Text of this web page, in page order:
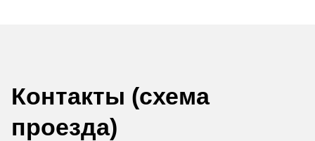
Контакты (схема
проезда)